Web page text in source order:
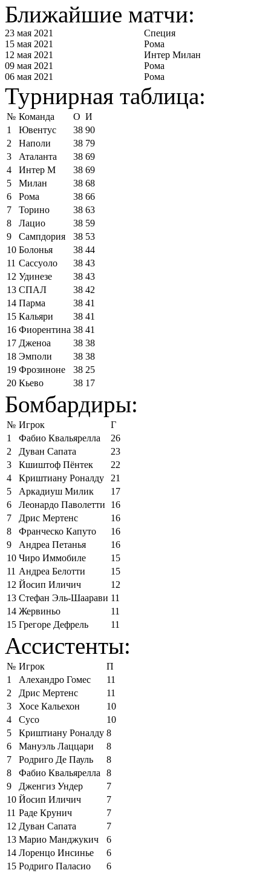
Ближайшие матчи:
23 мая 2021
Специя
15 мая 2021
Рома
12 мая 2021
Интер Милан
09 мая 2021
Рома
06 мая 2021
Рома
Турнирная таблица:
№ Команда О И
1
Ювентус 38 90
2
Наполи 38 79
3
Аталанта 38 69
4
Интер М 38 69
5
Милан 38 68
6
Рома 38 66
7
Торино 38 63
8
Лацио 38 59
9
Сампдория 38 53
10 Болонья 38 44
11 Сассуоло 38 43
12 Удинезе 38 43
13 СПАЛ 38 42
14 Парма 38 41
15 Кальяри 38 41
16 Фиорентина 38 41
17 Дженоа 38 38
18 Эмполи 38 38
19 Фрозиноне 38 25
20 Кьево 38 17
Бомбардиры:
№ Игрок
Г
1
Фабио Квальярелла
26
2
Дуван Сапата
23
3
Кшиштоф Пёнтек
22
4
Криштиану Роналду
21
5
Аркадиуш Милик
17
6
Леонардо Паволетти
16
7
Дрис Мертенс
16
8
Франческо Капуто
16
9
Андреа Петанья
16
10 Чиро Иммобиле
15
11 Андреа Белотти
15
12 Йосип Иличич
12
13 Стефан Эль-Шаарави 11
14 Жервиньо
11
15 Грегоре Дефрель 11
Ассистенты:
№ Игрок
П
1
Алехандро Гомес
11
2
Дрис Мертенс
11
3
Хосе Кальехон
10
4
Сусо
10
5
Криштиану Роналду 8
6
Мануэль Лаццари
8
7
Родриго Де Пауль
8
8
Фабио Квальярелла
8
9
Дженгиз Ундер
7
10 Йосип Иличич
7
11 Раде Крунич
7
12 Дуван Сапата
7
13 Марио Манджукич
6
14 Лоренцо Инсинье
6
15 Родриго Паласио 6